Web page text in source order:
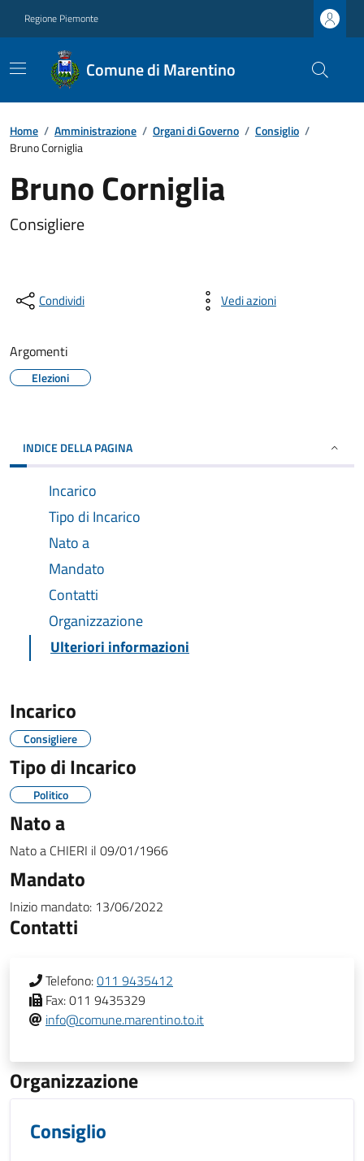
Regione Piemonte
Comune di Marentino
Home / Amministrazione / Organi di Governo / Consiglio /
Bruno Corniglia
Bruno Corniglia
Consigliere
Condividi Vedi azioni
Argomenti
Elezioni
INDICE DELLA PAGINA
Incarico
Tipo di Incarico
Nato a
Mandato
Contatti
Organizzazione
Ulteriori informazioni
Incarico
Consigliere
Tipo di Incarico
Politico
Nato a
Nato a CHIERI il 09/01/1966
Mandato
Inizio mandato: 13/06/2022
Contatti
Telefono:011 9435412
Fax:011 9435329
info@comune.marentino.to.it
Organizzazione
Consiglio